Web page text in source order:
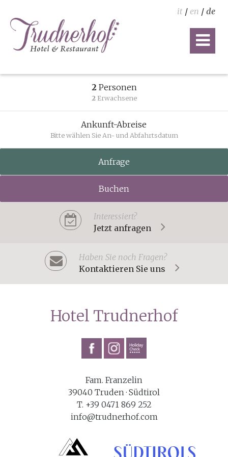
it / en / de
2 Personen
2 Erwachsene
Ankunft-Abreise
Bitte wählen Sie An- und Abfahrtsdatum
Anfrage
Buchen
Interessiert?
Jetzt anfragen
Haben Sie noch Fragen?
Kontaktieren Sie uns
Hotel Trudnerhof
Fam. Franzelin
39040 Truden · Südtirol
T. +39 0471 869 252
info@trudnerhof.com